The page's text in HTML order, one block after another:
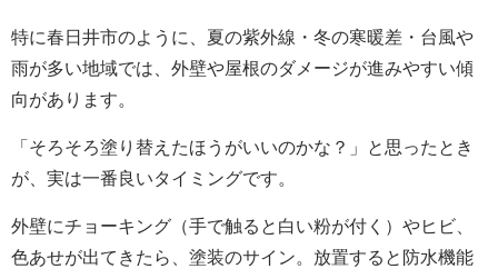
特に春日井市のように、夏の紫外線・冬の寒暖差・台風や
雨が多い地域では、外壁や屋根のダメージが進みやすい傾
向があります。
「そろそろ塗り替えたほうがいいのかな？」と思ったとき
が、実は一番良いタイミングです。
外壁にチョーキング（手で触ると白い粉が付く）やヒビ、
色あせが出てきたら、塗装のサイン。放置すると防水機能